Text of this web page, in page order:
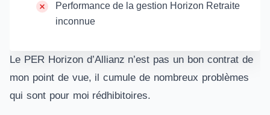
Performance de la gestion Horizon Retraite
inconnue
Le PER Horizon d’Allianz n’est pas un bon contrat de
mon point de vue, il cumule de nombreux problèmes
qui sont pour moi rédhibitoires.